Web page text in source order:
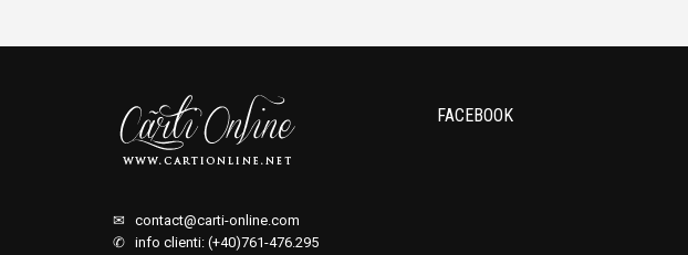
✉ contact@carti-online.com
✆ info clienti: (+40)761-476.295
FACEBOOK